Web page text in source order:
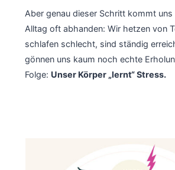
Aber genau dieser Schritt kommt uns
Alltag oft abhanden: Wir hetzen von
schlafen schlecht, sind ständig
gönnen uns kaum noch echte
Folge: Unser Körper „lernt“ Stress.